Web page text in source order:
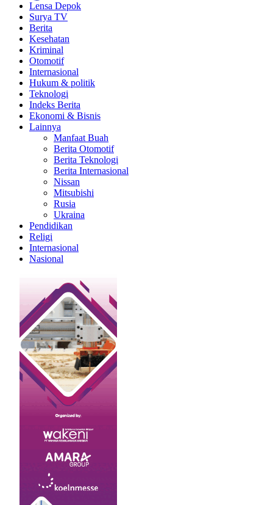
Lensa Depok
Surya TV
Berita
Kesehatan
Kriminal
Otomotif
Internasional
Hukum & politik
Teknologi
Indeks Berita
Ekonomi & Bisnis
Lainnya
Manfaat Buah
Berita Otomotif
Berita Teknologi
Berita Internasional
Nissan
Mitsubishi
Rusia
Ukraina
Pendidikan
Religi
Internasional
Nasional